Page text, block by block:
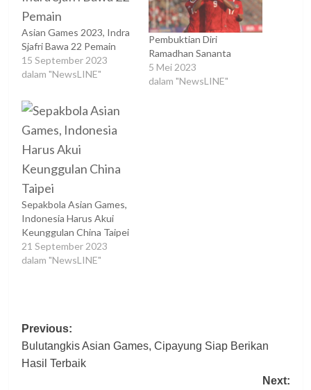
Asian Games 2023, Indra
Sjafri Bawa 22 Pemain
15 September 2023
dalam "NewsLINE"
Pembuktian Diri
Ramadhan Sananta
5 Mei 2023
dalam "NewsLINE"
Sepakbola Asian Games,
Indonesia Harus Akui
Keunggulan China Taipei
21 September 2023
dalam "NewsLINE"
Post
navigation
Previous:
Bulutangkis Asian Games, Cipayung Siap Berikan
Hasil Terbaik
Next: